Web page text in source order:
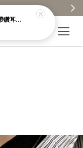
𝐧𝐞𝐰𝐚𝐧𝐚【日本精工】圓潤水滴帶鑽耳環｜耳針｜高保色｜純銀｜鍍玫瑰金｜現貨＋預購【n989】